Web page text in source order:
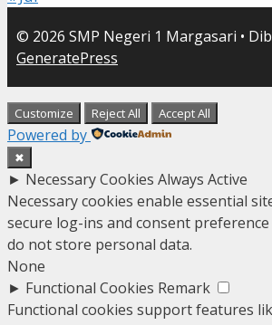
© 2026 SMP Negeri 1 Margasari •
GeneratePress
Customize Reject All Accept All
Powered by
✖
► Necessary Cookies Always Active
Necessary cookies enable essential
secure log-ins and consent
do not store personal data.
None
► Functional Cookies Remark
Functional cookies support features